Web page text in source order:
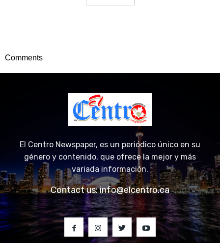
Comments
El Centro Newspaper, es un periódico único en su
género y contenido, que ofrece la mejor y más
variada información.
Contact us:info@elcentro.ca